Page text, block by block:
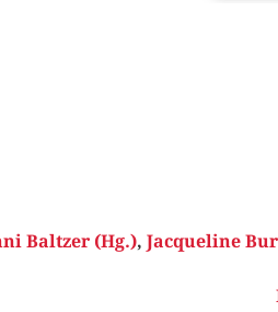
Baltzer (Hg.), Jacqueline